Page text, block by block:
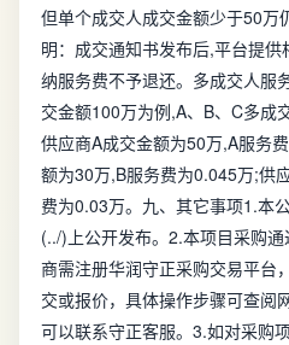
但单个成交人成交金额少于50万
明：成交通知书发布后,平台提
纳服务费不予退还。多成交人服
交金额100万为例,A、B、C多成
供应商A成交金额为50万,A服务
额为30万,B服务费为0.045万;供
费为0.03万。九、其它事项1.本
(../)上公开发布。2.本项目采购
商需注册华润守正采购交易平台
交或报价，具体操作步骤可查阅
可以联系守正客服。3.如对采购